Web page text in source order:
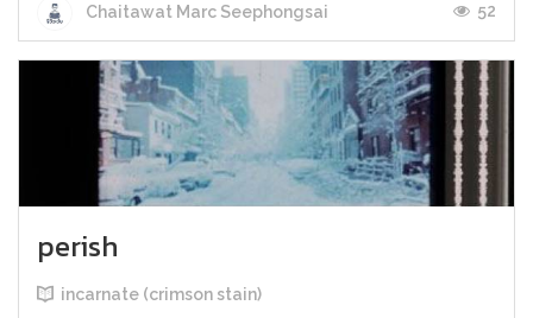
Chaitawat Marc Seephongsai 52
perish
incarnate (crimson stain)